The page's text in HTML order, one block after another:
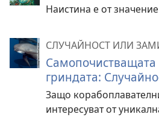
Наистина е от
СЛУЧАЙНОСТ ИЛИ
Самопочистващата
гриндата:
Защо
интересуват от